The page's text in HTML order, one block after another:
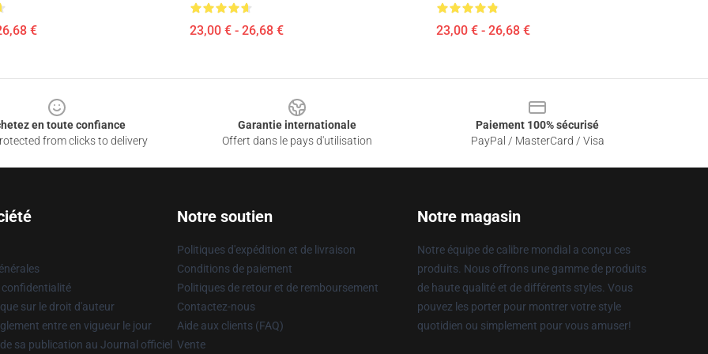
€ 23,00 € - 26,68 € 23,00 € - 26,68 €
en toute confiance
from clicks to delivery
Garantie internationale
Offert dans le pays d'utilisation
Paiement 100% sécurisé
PayPal / MasterCard / Visa
confidentialité
sur le droit d'auteur
entre en vigueur le jour
sa publication au Journal officiel
Notre soutien
Politiques d'expédition et de livraison
Conditions de paiement
Politiques de retour et de remboursement
Contactez-nous
Aide aux clients (FAQ)
Vente
Notre magasin
Notre équipe de calibre mondial a conçu ces
produits. Nous offrons une gamme de produits
de haute qualité et de différents styles. Vous
pouvez les porter pour montrer votre style
quotidien ou simplement pour vous amuser!